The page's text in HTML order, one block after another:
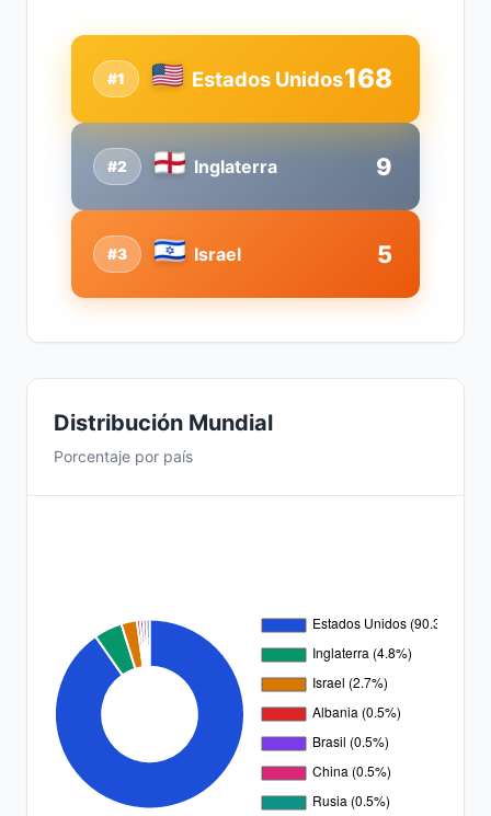
#2 Inglaterra 9
#1 Estados Unidos168
#3 Israel 5
Distribución Mundial
Porcentaje por país